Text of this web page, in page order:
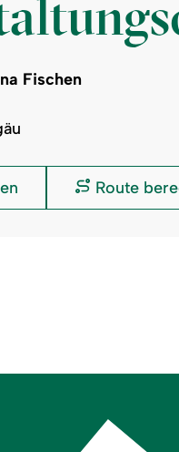
Fischen
Kurpark
Route